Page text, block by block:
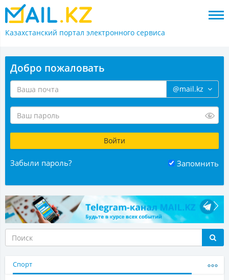
Казахстанский портал электронного сервиса
Добро пожаловать
@mail.kz
Забыли пароль? Запомнить
Спорт